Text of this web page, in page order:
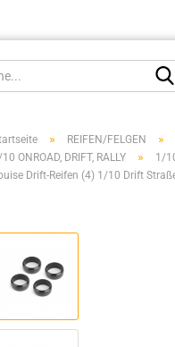
» REIFEN/FELGEN »
ONROAD, DRIFT, RALLY » 1/
Drift-Reifen (4) 1/10 Drift